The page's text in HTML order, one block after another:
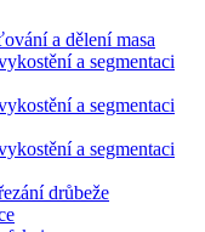
a dělení masa
a segmentaci
a segmentaci
a segmentaci
drůbeže